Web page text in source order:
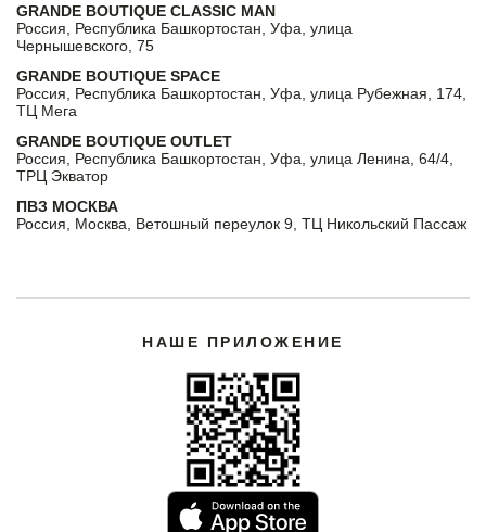
GRANDE BOUTIQUE CLASSIC MAN
Россия, Республика Башкортостан, Уфа, улица
Чернышевского, 75
GRANDE BOUTIQUE SPACE
Россия, Республика Башкортостан, Уфа, улица Рубежная, 174,
ТЦ Мега
GRANDE BOUTIQUE OUTLET
Россия, Республика Башкортостан, Уфа, улица Ленина, 64/4,
ТРЦ Экватор
ПВЗ МОСКВА
Россия, Москва, Ветошный переулок 9, ТЦ Никольский Пассаж
НАШЕ ПРИЛОЖЕНИЕ